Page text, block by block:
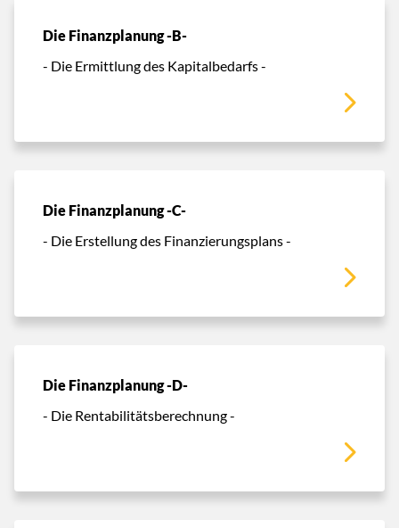
Die Finanzplanung -B-
- Die Ermittlung des Kapitalbedarfs -
Die Finanzplanung -C-
- Die Erstellung des Finanzierungsplans -
Die Finanzplanung -D-
- Die Rentabilitätsberechnung -